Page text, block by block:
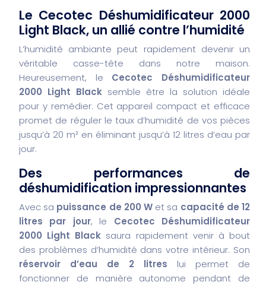
Le Cecotec Déshumidificateur 2000
Light Black, un allié contre l’humidité
L’humidité ambiante peut rapidement devenir un
véritable casse-tête dans notre maison.
Heureusement, le Cecotec Déshumidificateur
2000 Light Black semble être la solution idéale
pour y remédier. Cet appareil compact et efficace
promet de réguler le taux d’humidité de vos pièces
jusqu’à 20 m² en éliminant jusqu’à 12 litres d’eau par
jour.
Des performances de
déshumidification impressionnantes
Avec sa puissance de 200 W et sa capacité de 12
litres par jour, le Cecotec Déshumidificateur
2000 Light Black saura rapidement venir à bout
des problèmes d’humidité dans votre intérieur. Son
réservoir d’eau de 2 litres lui permet de
fonctionner de manière autonome pendant de